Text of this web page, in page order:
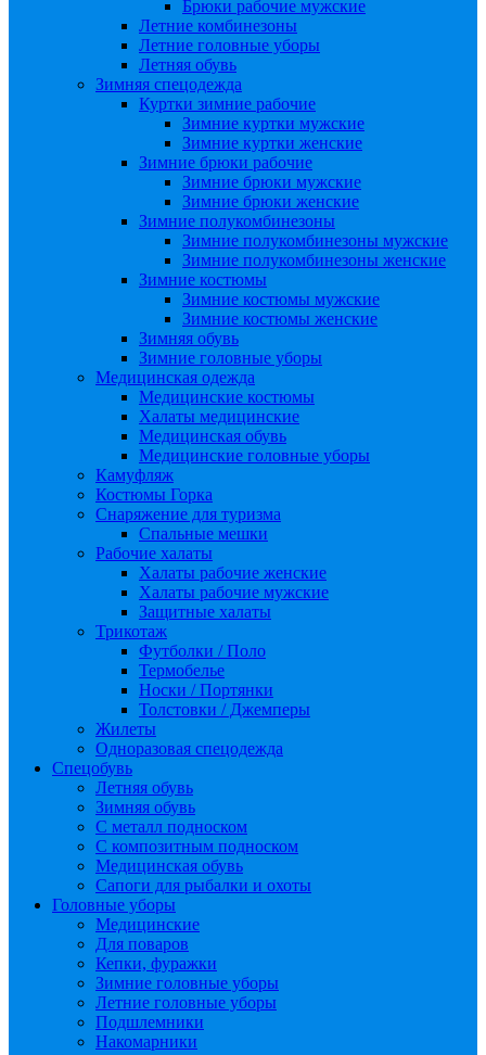
Брюки рабочие мужские
Летние комбинезоны
Летние головные уборы
Летняя обувь
Зимняя спецодежда
Куртки зимние рабочие
Зимние куртки мужские
Зимние куртки женские
Зимние брюки рабочие
Зимние брюки мужские
Зимние брюки женские
Зимние полукомбинезоны
Зимние полукомбинезоны мужские
Зимние полукомбинезоны женские
Зимние костюмы
Зимние костюмы мужские
Зимние костюмы женские
Зимняя обувь
Зимние головные уборы
Медицинская одежда
Медицинские костюмы
Халаты медицинские
Медицинская обувь
Медицинские головные уборы
Камуфляж
Костюмы Горка
Снаряжение для туризма
Спальные мешки
Рабочие халаты
Халаты рабочие женские
Халаты рабочие мужские
Защитные халаты
Трикотаж
Футболки / Поло
Термобелье
Носки / Портянки
Толстовки / Джемперы
Жилеты
Одноразовая спецодежда
Спецобувь
Летняя обувь
Зимняя обувь
С металл подноском
С композитным подноском
Медицинская обувь
Сапоги для рыбалки и охоты
Головные уборы
Медицинские
Для поваров
Кепки, фуражки
Зимние головные уборы
Летние головные уборы
Подшлемники
Накомарники